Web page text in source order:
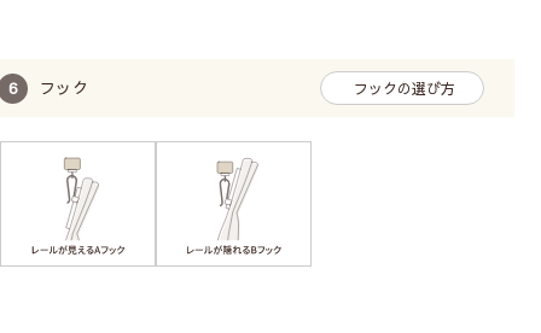
フック フックの選び方